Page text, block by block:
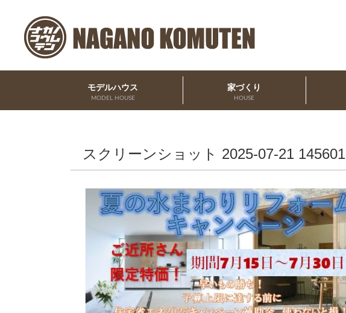
モデルハウス
MODEL HOUSE
家づくり
HOUSE
スクリーンショット 2025-07-21 145601